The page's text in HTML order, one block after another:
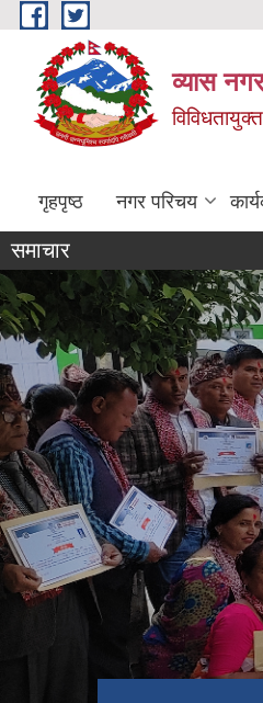
Skip to main content
व्यास
गृहपृष्ठ नगर परिचय
समाचार